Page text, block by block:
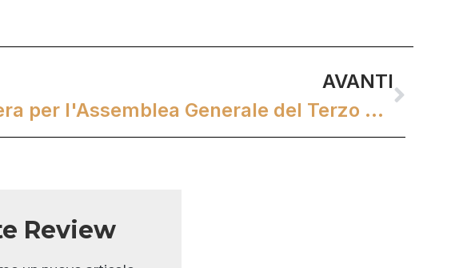
AVANTI
Preghiera per l'Assemblea Generale del Terzo Ordine Carmelitano a Fatima
Review